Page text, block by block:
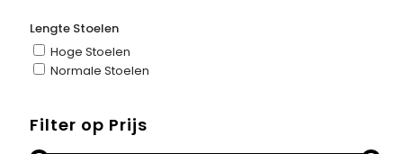
Lengte Stoelen
Hoge Stoelen
Normale Stoelen
Filter op Prijs